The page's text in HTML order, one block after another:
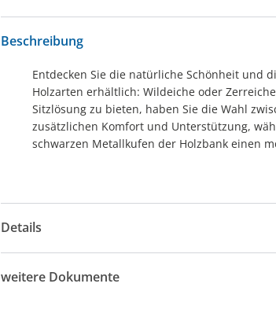
Beschreibung
Entdecken Sie die natürliche Schönheit und
Holzarten erhältlich: Wildeiche oder
Sitzlösung zu bieten, haben Sie die Wahl
zusätzlichen Komfort und Unterstützung,
schwarzen Metallkufen der Holzbank einen
Details
weitere Dokumente